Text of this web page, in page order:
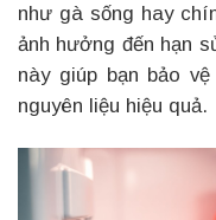
như gà sống hay
ảnh hưởng đến hạn
này giúp bạn bảo
nguyên liệu hiệu quả.